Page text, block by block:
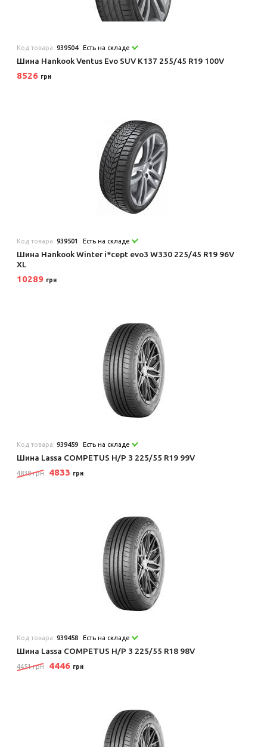
Код товара:939504 Есть на складе
Шина Hankook Ventus Evo SUV K137 255/45 R19 100V
8526 грн
Код товара:939501 Есть на складе
Шина Hankook Winter i*cept evo3 W330 225/45 R19 96V
XL
10289 грн
Код товара:939459 Есть на складе
Шина Lassa COMPETUS H/P 3 225/55 R19 99V
4838 грн 4833 грн
Код товара:939458 Есть на складе
Шина Lassa COMPETUS H/P 3 225/55 R18 98V
4451 грн 4446 грн